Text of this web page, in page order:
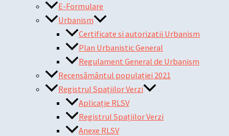
E-Formulare
Urbanism
Certificate si autorizatii Urbanism
Plan Urbanistic General
Regulament General de Urbanism
Recensământul populației 2021
Registrul Spațiilor Verzi
Aplicație RLSV
Registrul Spațiilor Verzi
Anexe RLSV